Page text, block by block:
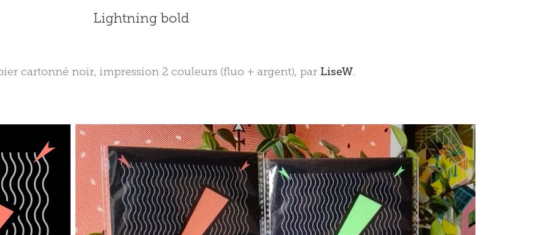
Lightning bold
cartonné noir, impression 2 couleurs (fluo + argent), par LiseW.